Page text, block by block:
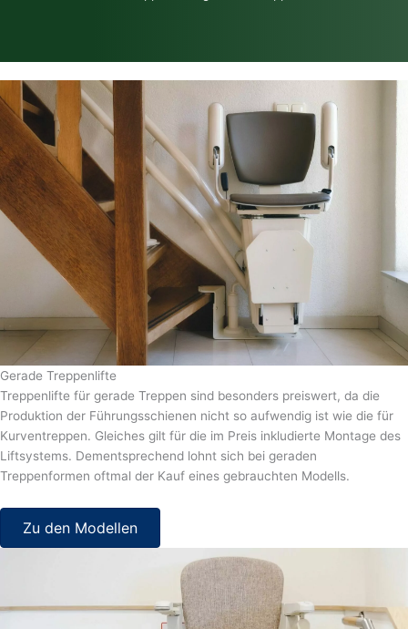
Gerade Treppenlifte
Treppenlifte für gerade Treppen sind besonders preiswert, da die
Produktion der Führungsschienen nicht so aufwendig ist wie die für
Kurventreppen. Gleiches gilt für die im Preis inkludierte Montage des
Liftsystems. Dementsprechend lohnt sich bei geraden
Treppenformen oftmal der Kauf eines gebrauchten Modells.
Zu den Modellen